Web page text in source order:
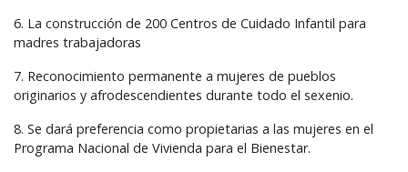
6. La construcción de 200 Centros de Cuidado Infantil para
madres trabajadoras
7. Reconocimiento permanente a mujeres de pueblos
originarios y afrodescendientes durante todo el sexenio.
8. Se dará preferencia como propietarias a las mujeres en el
Programa Nacional de Vivienda para el Bienestar.